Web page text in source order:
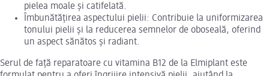
pielea moale și catifelată.
Îmbunătățirea aspectului pielii: Contribuie la uniformizarea
tonului pielii și la reducerea semnelor de oboseală, oferind
un aspect sănătos și radiant.
Serul de față reparatoare cu vitamina B12 de la Elmiplant este